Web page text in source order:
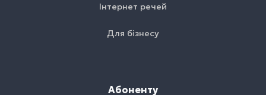
Інтернет речей
Для бізнесу
Абоненту